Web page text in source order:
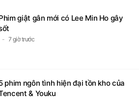
giật gân mới có Lee Min Ho gây
7 giờ trước
phim ngôn tình hiện đại tồn kho của
& Youku